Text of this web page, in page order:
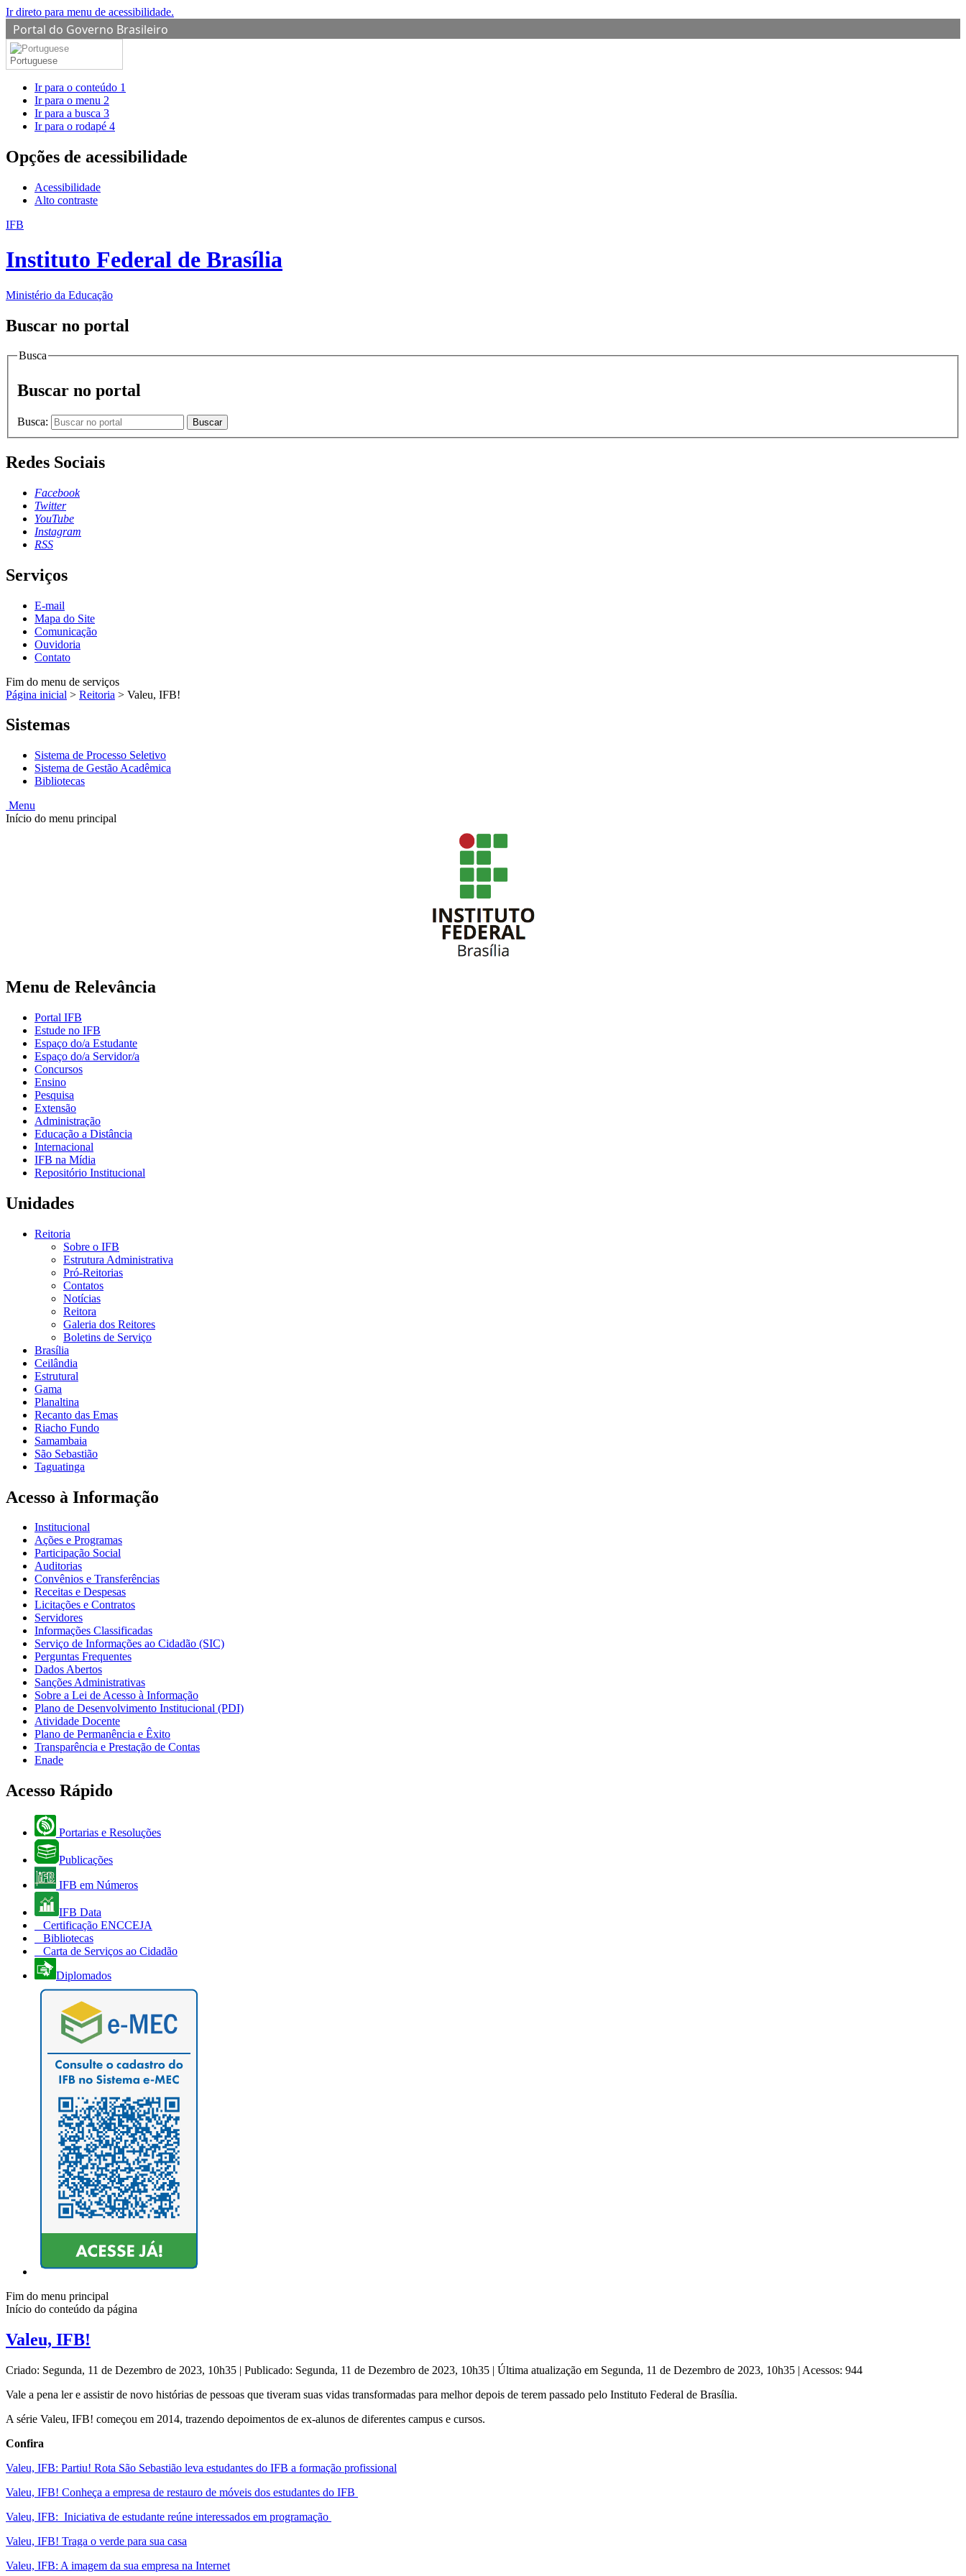
Ir direto para menu de acessibilidade.
Portal do Governo Brasileiro
Portuguese
Ir para o conteúdo 1
Ir para o menu 2
Ir para a busca 3
Ir para o rodapé 4
Opções de acessibilidade
Acessibilidade
Alto contraste
IFB
Instituto Federal de Brasília
Ministério da Educação
Buscar no portal
Busca
Buscar no portal
Busca: Buscar
Redes Sociais
Facebook
Twitter
YouTube
Instagram
RSS
Serviços
E-mail
Mapa do Site
Comunicação
Ouvidoria
Contato
Fim do menu de serviços
Página inicial > Reitoria > Valeu, IFB!
Sistemas
Sistema de Processo Seletivo
Sistema de Gestão Acadêmica
Bibliotecas
Menu
Início do menu principal
Menu de Relevância
Portal IFB
Estude no IFB
Espaço do/a Estudante
Espaço do/a Servidor/a
Concursos
Ensino
Pesquisa
Extensão
Administração
Educação a Distância
Internacional
IFB na Mídia
Repositório Institucional
Unidades
Reitoria
Sobre o IFB
Estrutura Administrativa
Pró-Reitorias
Contatos
Notícias
Reitora
Galeria dos Reitores
Boletins de Serviço
Brasília
Ceilândia
Estrutural
Gama
Planaltina
Recanto das Emas
Riacho Fundo
Samambaia
São Sebastião
Taguatinga
Acesso à Informação
Institucional
Ações e Programas
Participação Social
Auditorias
Convênios e Transferências
Receitas e Despesas
Licitações e Contratos
Servidores
Informações Classificadas
Serviço de Informações ao Cidadão (SIC)
Perguntas Frequentes
Dados Abertos
Sanções Administrativas
Sobre a Lei de Acesso à Informação
Plano de Desenvolvimento Institucional (PDI)
Atividade Docente
Plano de Permanência e Êxito
Transparência e Prestação de Contas
Enade
Acesso Rápido
Portarias e Resoluções
Publicações
IFB em Números
IFB Data
Certificação ENCCEJA
Bibliotecas
Carta de Serviços ao Cidadão
Diplomados
Fim do menu principal
Início do conteúdo da página
Valeu, IFB!
Criado: Segunda, 11 de Dezembro de 2023, 10h35 | Publicado: Segunda, 11 de Dezembro de 2023, 10h35 | Última atualização em Segunda, 11 de Dezembro de 2023, 10h35 | Acessos: 944
Vale a pena ler e assistir de novo histórias de pessoas que tiveram suas vidas transformadas para melhor depois de terem passado pelo Instituto Federal de Brasília.
A série Valeu, IFB! começou em 2014, trazendo depoimentos de ex-alunos de diferentes campus e cursos.
Confira
Valeu, IFB: Partiu! Rota São Sebastião leva estudantes do IFB a formação profissional
Valeu, IFB! Conheça a empresa de restauro de móveis dos estudantes do IFB
Valeu, IFB: Iniciativa de estudante reúne interessados em programação
Valeu, IFB! Traga o verde para sua casa
Valeu, IFB: A imagem da sua empresa na Internet